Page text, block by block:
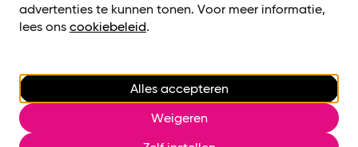
advertenties te kunnen tonen. Voor meer informatie,
lees ons cookiebeleid.
Alles accepteren
Weigeren
Meld je aan voor onze nieuwsbrief
Privacy voorwaarden